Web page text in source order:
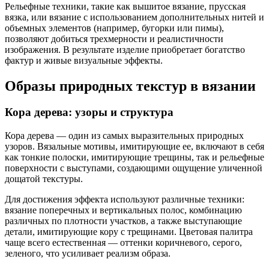
Рельефные техники, такие как вышитое вязание, прусская
вязка, или вязание с использованием дополнительных нитей и
объемных элементов (например, бугорки или пимы),
позволяют добиться трехмерности и реалистичности
изображения. В результате изделие приобретает богатство
фактур и живые визуальные эффекты.
Образы природных текстур в вязании
Кора дерева: узоры и структура
Кора дерева — один из самых выразительных природных
узоров. Вязальные мотивы, имитирующие ее, включают в себя
как тонкие полоски, имитирующие трещины, так и рельефные
поверхности с выступами, создающими ощущение уличенной
дощатой текстуры.
Для достижения эффекта используют различные техники:
вязание поперечных и вертикальных полос, комбинацию
различных по плотности участков, а также выступающие
детали, имитирующие кору с трещинами. Цветовая палитра
чаще всего естественная — оттенки коричневого, серого,
зеленого, что усиливает реализм образа.